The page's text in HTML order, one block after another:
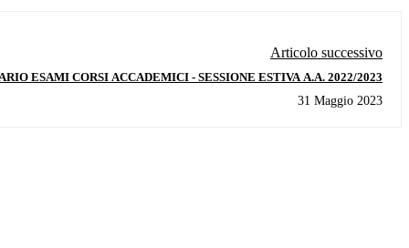
Articolo successivo
ESAMI CORSI ACCADEMICI - SESSIONE ESTIVA A.A. 2022/2023
31 Maggio 2023